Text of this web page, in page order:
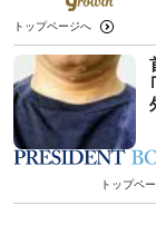
トップページへ
トップペ